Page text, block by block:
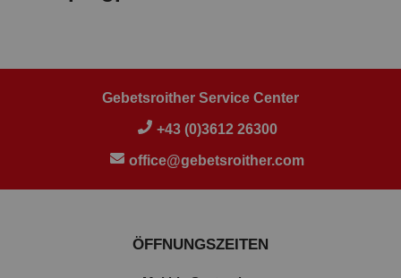
Gebetsroither Service Center
+43 (0)3612 26300
office@gebetsroither.com
ÖFFNUNGSZEITEN